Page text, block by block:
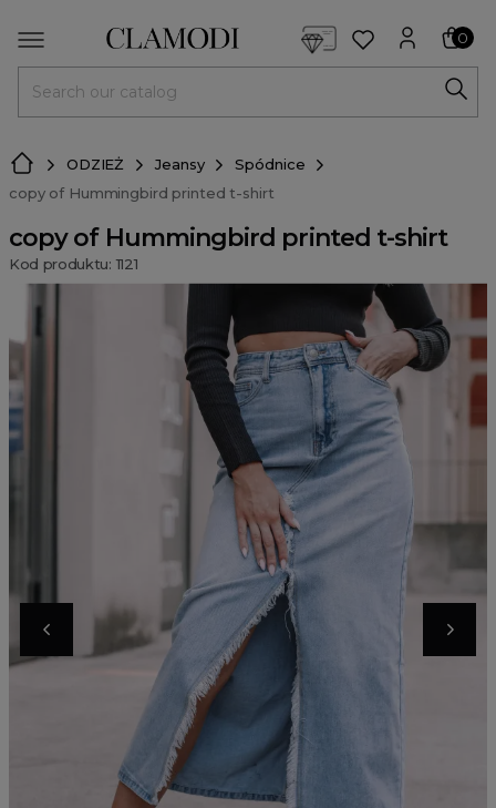
0
ODZIEŻ Jeansy
Spódnice
copy of Hummingbird printed t-shirt
copy of Hummingbird printed t-shirt
Kod produktu: 1121